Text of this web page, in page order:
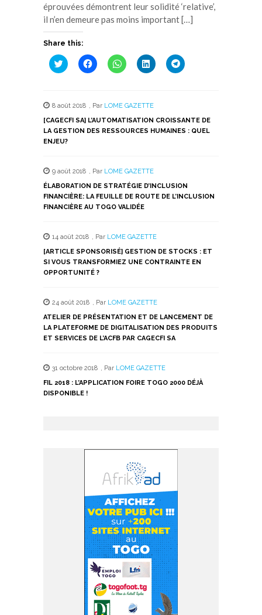
éprouvées démontrent leur solidité ‘relative’,
il n’en demeure pas moins important […]
Share this:
Cliquez
pour
une
nouvelle
fenêtre)
Cliquez
pour
une
nouvelle
fenêtre)
Cliquez
pour
une
nouvelle
fenêtre)
Cliquez
pour
une
nouvelle
fenêtre)
Cliquez
pour
nouvelle
fenêtre)
8 août 2018 , Par LOME GAZETTE
[CAGECFI SA] L’AUTOMATISATION CROISSANTE DE
LA GESTION DES RESSOURCES HUMAINES : QUEL
ENJEU?
9 août 2018 , Par LOME GAZETTE
ÉLABORATION DE STRATÉGIE D’INCLUSION
FINANCIÈRE: LA FEUILLE DE ROUTE DE L’INCLUSION
FINANCIÈRE AU TOGO VALIDÉE
14 août 2018 , Par LOME GAZETTE
[ARTICLE SPONSORISÉ] GESTION DE STOCKS : ET
SI VOUS TRANSFORMIEZ UNE CONTRAINTE EN
OPPORTUNITÉ ?
24 août 2018 , Par LOME GAZETTE
ATELIER DE PRÉSENTATION ET DE LANCEMENT DE
LA PLATEFORME DE DIGITALISATION DES PRODUITS
ET SERVICES DE L’ACFB PAR CAGECFI SA
31 octobre 2018 , Par LOME GAZETTE
FIL 2018 : L’APPLICATION FOIRE TOGO 2000 DÉJÀ
DISPONIBLE !